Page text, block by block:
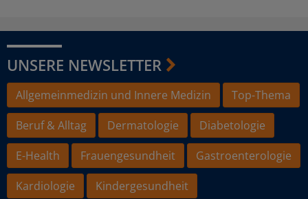
UNSERE NEWSLETTER
Allgemeinmedizin und Innere Medizin
Top-Thema
Beruf & Alltag
Dermatologie
Diabetologie
E-Health
Frauengesundheit
Gastroenterologie
Kardiologie
Kindergesundheit